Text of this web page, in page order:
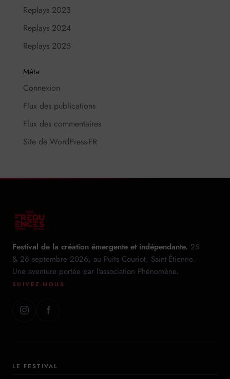
Replays 2023
Replays 2024
Replays 2025
Méta
Connexion
Flux des publications
Flux des commentaires
Site de WordPress-FR
Festival de la création émergente et indépendante. 25
& 26 septembre 2026, au Puits Couriot, Saint-Étienne.
Une aventure portée par l'association Phénomène.
SUIVEZ-NOUS
LE FESTIVAL